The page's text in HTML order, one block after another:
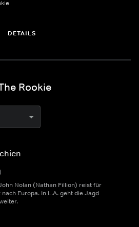
DETAILS
Rookie
Nolan (Nathan Fillion) reist für
Europa. In L.A. geht die Jagd